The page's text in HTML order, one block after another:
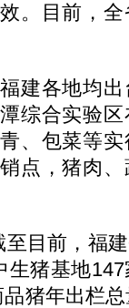
。目前，
各地均出
综合实验
、包菜等
点，猪肉
目前，福
猪基地
猪年出栏